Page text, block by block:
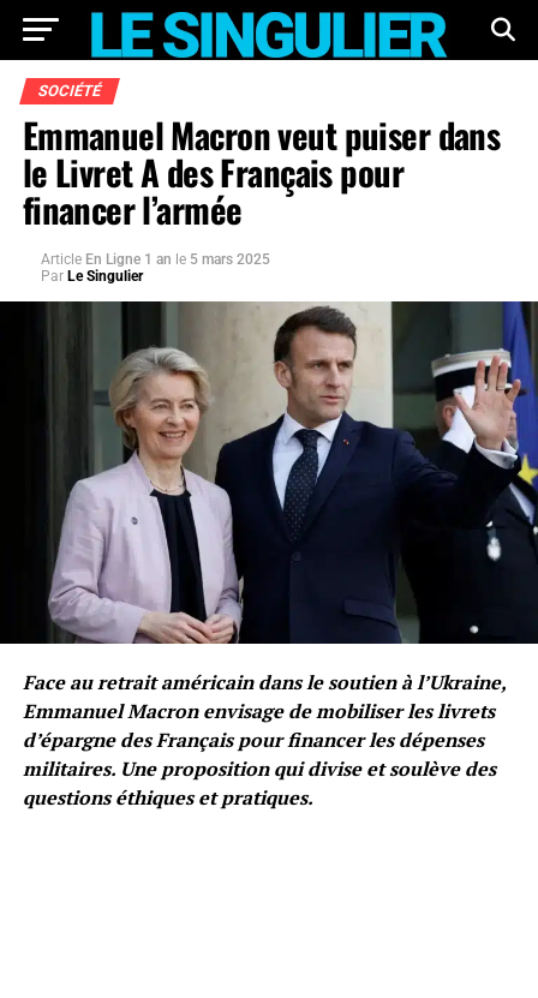
SOCIÉTÉ
Emmanuel Macron veut puiser dans
le Livret A des Français pour
financer l’armée
Article En Ligne 1 an le 5 mars 2025
Par Le Singulier
Face au retrait américain dans le soutien à l’Ukraine,
Emmanuel Macron envisage de mobiliser les livrets
d’épargne des Français pour financer les dépenses
militaires. Une proposition qui divise et soulève des
questions éthiques et pratiques.